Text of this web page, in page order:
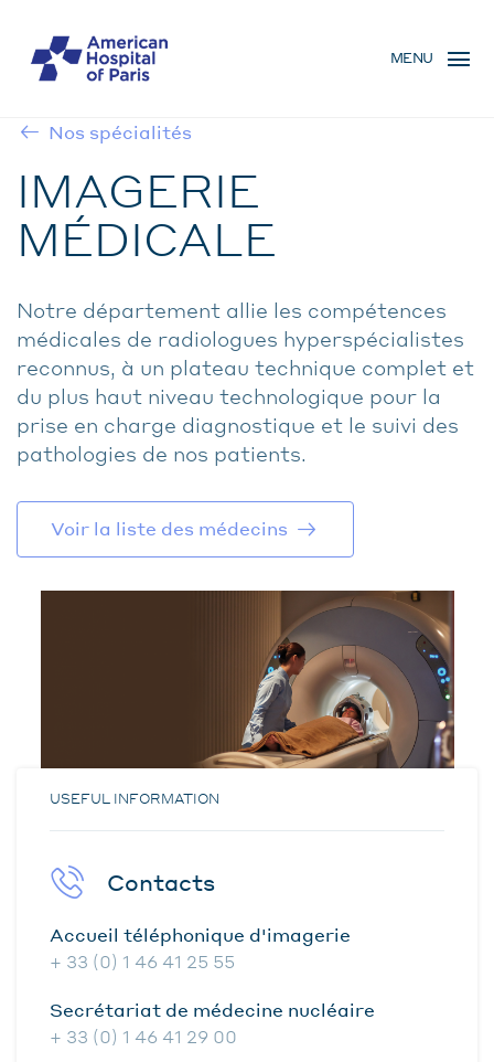
contenu
MENU
MOBILE
MENU
FIL
D'ARIANE
Nos spécialités
IMAGERIE
MÉDICALE
Notre département allie les compétences
médicales de radiologues hyperspécialistes
reconnus, à un plateau technique complet et
du plus haut niveau technologique pour la
prise en charge diagnostique et le suivi des
pathologies de nos patients.
Voir la liste des médecins
USEFUL INFORMATION
Contacts
Accueil téléphonique d'imagerie
+ 33 (0) 1 46 41 25 55
Secrétariat de médecine nucléaire
+ 33 (0) 1 46 41 29 00